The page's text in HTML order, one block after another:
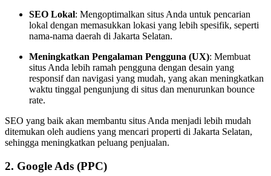
SEO Lokal: Mengoptimalkan situs Anda untuk pencarian
lokal dengan memasukkan lokasi yang lebih spesifik, seperti
nama-nama daerah di Jakarta Selatan.
Meningkatkan Pengalaman Pengguna (UX): Membuat
situs Anda lebih ramah pengguna dengan desain yang
responsif dan navigasi yang mudah, yang akan meningkatkan
waktu tinggal pengunjung di situs dan menurunkan bounce
rate.
SEO yang baik akan membantu situs Anda menjadi lebih mudah
ditemukan oleh audiens yang mencari properti di Jakarta Selatan,
sehingga meningkatkan peluang penjualan.
2. Google Ads (PPC)